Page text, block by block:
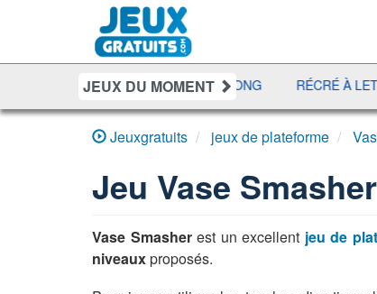
JEUX DU MOMENT
UNO DISCO DÉFI MAHJONG RÉCRÉ À LETTRES
Jeuxgratuits jeux de plateforme
Jeu Vase Smasher
Vase Smasherest un excellent jeu de
niveauxproposés.